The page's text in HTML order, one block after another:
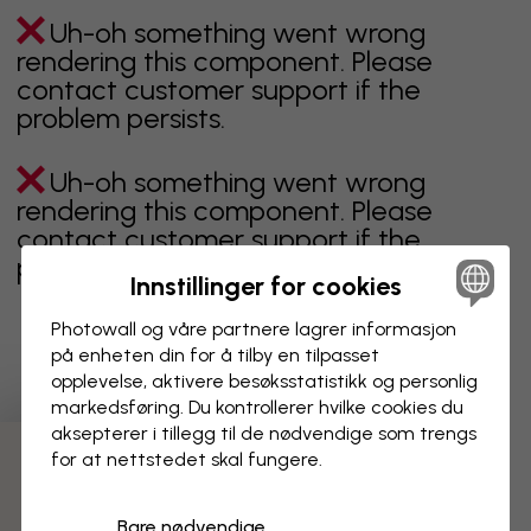
Uh-oh something went wrong
rendering this component. Please
contact customer support if the
problem persists.
Uh-oh something went wrong
rendering this component. Please
contact customer support if the
problem persists.
Viser side 1 av 25 sider
Oppdag fleire kategoriar
Innstillinger for cookies
Photowall og våre partnere lagrer informasjon
på enheten din for å tilby en tilpasset
opplevelse, aktivere besøks­statistikk og personlig
markedsføring. Du kontrollerer hvilke cookies du
aksepterer i tillegg til de nødvendige som trengs
for at nettstedet skal fungere.